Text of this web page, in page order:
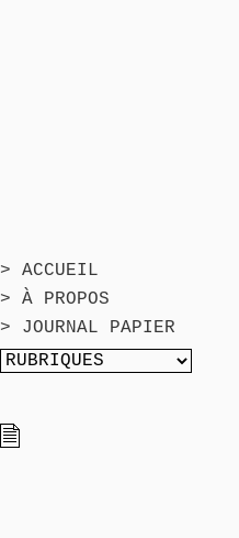
> ACCUEIL
> À PROPOS
> JOURNAL PAPIER